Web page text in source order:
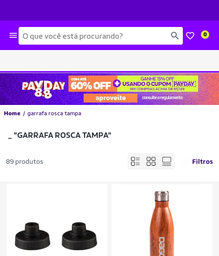
Busca 0
Home garrafa rosca tampa
"GARRAFA ROSCA TAMPA"
89 produtos Filtros